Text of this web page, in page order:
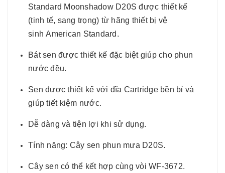
Standard Moonshadow D20S được thiết kế
(tinh tế, sang trọng) từ hãng thiết bị vệ
sinh American Standard.
Bát sen được thiết kế đặc biệt giúp cho phun
nước đều.
Sen được thiết kế với đĩa Cartridge bền bỉ và
giúp tiết kiệm nước.
Dễ dàng và tiện lợi khi sử dụng.
Tính năng: Cây sen phun mưa D20S.
Cây sen có thể kết hợp cùng vòi WF-3672.